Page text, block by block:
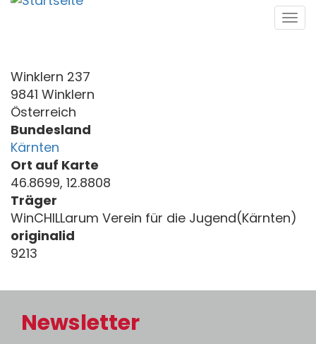
Direkt
Winklern 237
9841 Winklern
Österreich
Bundesland
Kärnten
Ort auf Karte
46.8699, 12.8808
Träger
WinCHILLarum Verein für die Jugend(Kärnten)
originalid
9213
Newsletter